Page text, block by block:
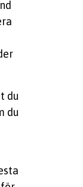
du
du